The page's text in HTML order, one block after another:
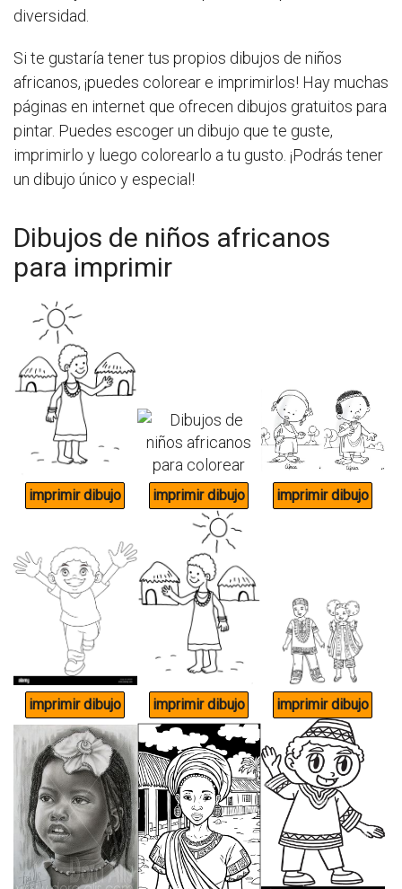
diversidad.
Si te gustaría tener tus propios dibujos de niños
africanos, ¡puedes colorear e imprimirlos! Hay muchas
páginas en internet que ofrecen dibujos gratuitos para
pintar. Puedes escoger un dibujo que te guste,
imprimirlo y luego colorearlo a tu gusto. ¡Podrás tener
un dibujo único y especial!
Dibujos de niños africanos
para imprimir